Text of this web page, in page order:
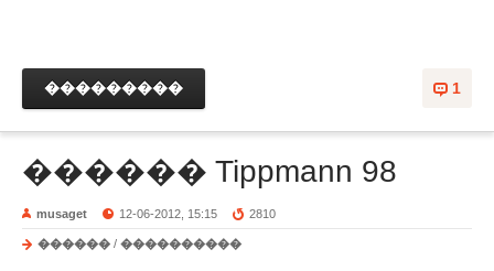
1
���������
������ Tippmann 98
musaget 12-06-2012, 15:15 2810
������ / ����������